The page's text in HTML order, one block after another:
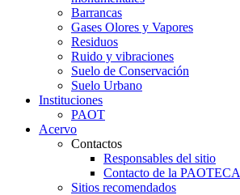
Barrancas
Gases Olores y Vapores
Residuos
Ruido y vibraciones
Suelo de Conservación
Suelo Urbano
Instituciones
PAOT
Acervo
Contactos
Responsables del sitio
Contacto de la PAOTECA
Sitios recomendados